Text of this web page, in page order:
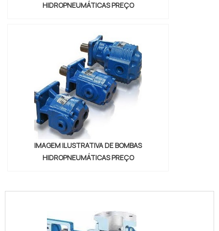
HIDROPNEUMÁTICAS PREÇO
IMAGEM ILUSTRATIVA DE BOMBAS
HIDROPNEUMÁTICAS PREÇO